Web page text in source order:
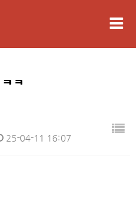
ㅋ
25-04-11 16:07